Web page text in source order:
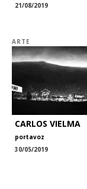
21/08/2019
ARTE
CARLOS VIELMA
portavoz
30/05/2019